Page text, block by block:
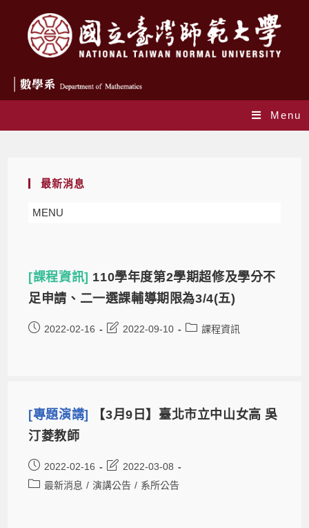
Menu
最新消息
MENU
[課程資訊] 110學年度第2學期超修及學分不
足申請、二一選課輔導期限為3/4(五)
2022-02-16 2022-09-10 課程資訊
[專題演講]
【3月9日】臺北市立中山女高 吳
汀菱教師
2022-02-16
2022-03-08
最新消息 / 演講公告 / 系所公告